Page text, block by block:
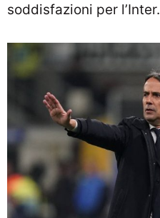
soddisfazioni per l’Inter.